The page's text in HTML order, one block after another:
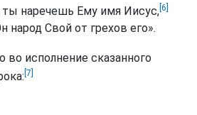
ты наречешь Ему имя Иисус, [6]
народ Свой от грехов его».
во исполнение сказанного
[7]